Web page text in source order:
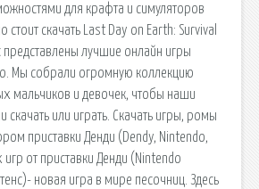
для крафта и симуляторов
скачать Last Day on Earth: Survival
представлены лучшие онлайн игры
Мы собрали огромную коллекцию
мальчиков и девочек, чтобы наши
скачать или играть. Скачать игры, ромы
приставки Денди (Dendy, Nintendo,
игр от приставки Денди (Nintendo
новая игра в мире песочниц. Здесь